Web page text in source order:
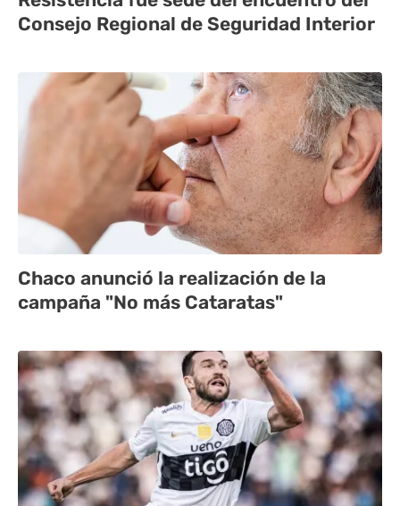
Consejo Regional de Seguridad Interior
Chaco anunció la realización de la
campaña "No más Cataratas"